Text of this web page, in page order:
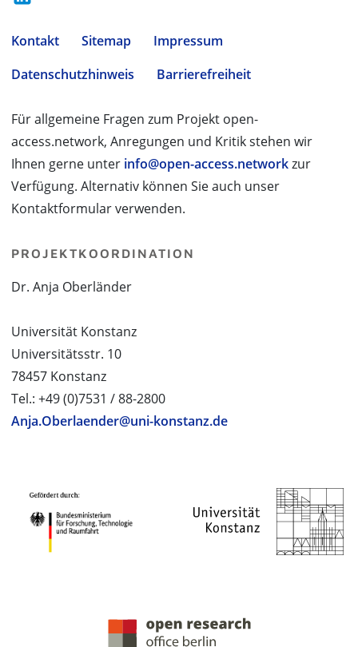
Kontakt Sitemap
Impressum
Datenschutzhinweis
Barrierefreiheit
Für allgemeine Fragen zum Projekt open-
access.network, Anregungen und Kritik stehen wir
Ihnen gerne unter info@open-access.networkzur
Verfügung. Alternativ können Sie auch unser
Kontaktformular verwenden.
PROJEKTKOORDINATION
Dr. Anja Oberländer
Universität Konstanz
Universitätsstr. 10
78457 Konstanz
Tel.: +49 (0)7531 / 88-2800
Anja.Oberlaender@uni-konstanz.de